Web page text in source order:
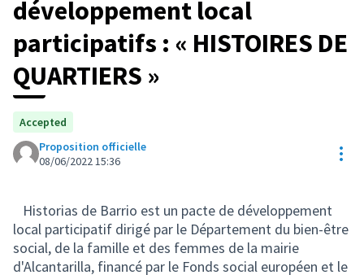
développement local
participatifs : « HISTOIRES DE
QUARTIERS »
Accepted
Proposition officielle
08/06/2022 15:36
Historias de Barrio est un pacte de développement
local participatif dirigé par le Département du bien-être
social, de la famille et des femmes de la mairie
d'Alcantarilla, financé par le Fonds social européen et le